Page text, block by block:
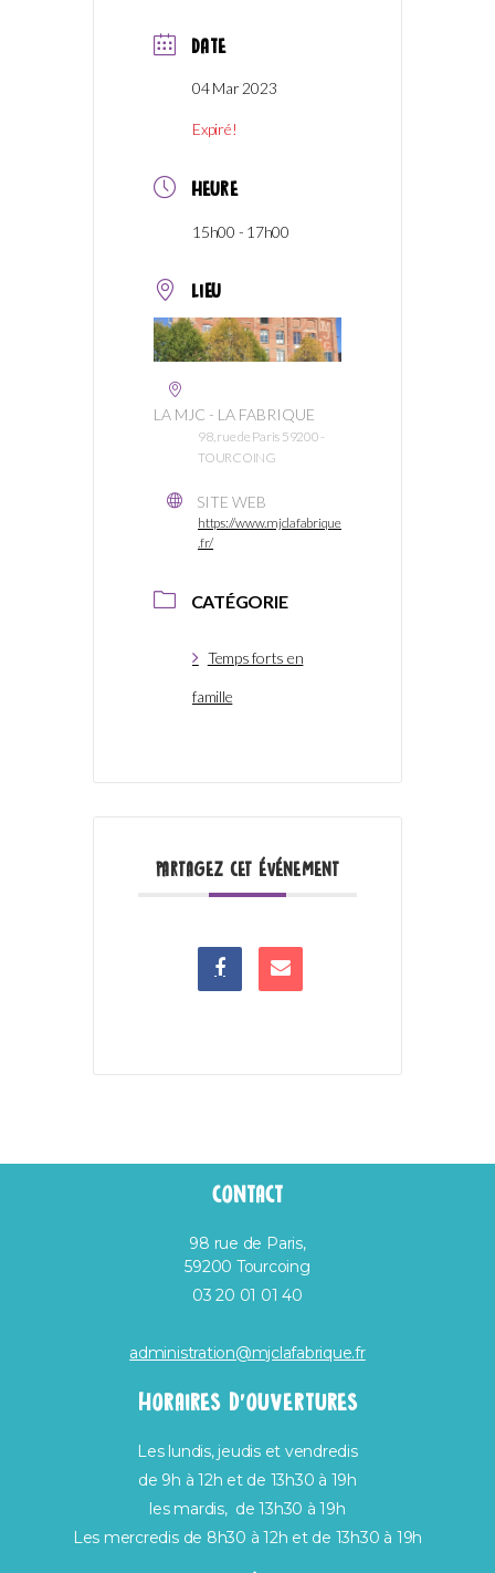
DATE
04 Mar 2023
Expiré!
HEURE
15h00 - 17h00
LIEU
LA MJC - LA FABRIQUE
98, rue de Paris 59200 -
TOURCOING
SITE WEB
https://www.mjclafabrique
.fr/
CATÉGORIE
Temps forts en
famille
PARTAGEZ CET ÉVÉNEMENT
CONTACT
98 rue de Paris,
59200 Tourcoing
03 20 01 01 40
administration@mjclafabrique.fr
HORAIRES D’OUVERTURES
Les lundis, jeudis et vendredis
de 9h à 12h et de 13h30 à 19h
les mardis, de 13h30 à 19h
Les mercredis de 8h30 à 12h et de 13h30 à 19h